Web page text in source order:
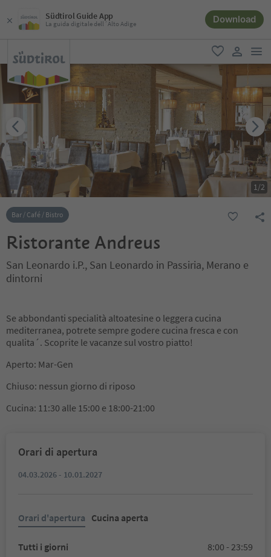
Südtirol Guide App
La guida digitale dell´Alto Adige Download
favoriti
user link
1/2
Bar / Café / Bistro
Ristorante Andreus
San Leonardo i.P., San Leonardo in Passiria, Merano e
dintorni
Se abbondanti specialità altoatesine o leggera cucina
mediterranea, potrete sempre godere cucina fresca e con
qualita´. Scoprite le vacanze sul vostro piatto!
Aperto: Mar-Gen
Chiuso: nessun giorno di riposo
Cucina: 11:30 alle 15:00 e 18:00-21:00
Orari di apertura
04.03.2026 - 10.01.2027
Orari d'apertura Cucina aperta
Tutti i giorni 8:00 - 23:59